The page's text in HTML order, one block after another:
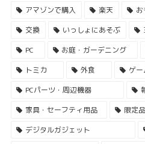
アマゾンで購入 楽天 お
交換
いっしょにあそぶ
PC
お庭・ガーデニング
トミカ
外食 ゲー
PCパーツ・周辺機器
家具・セーフティ用品
限定品
デジタルガジェット